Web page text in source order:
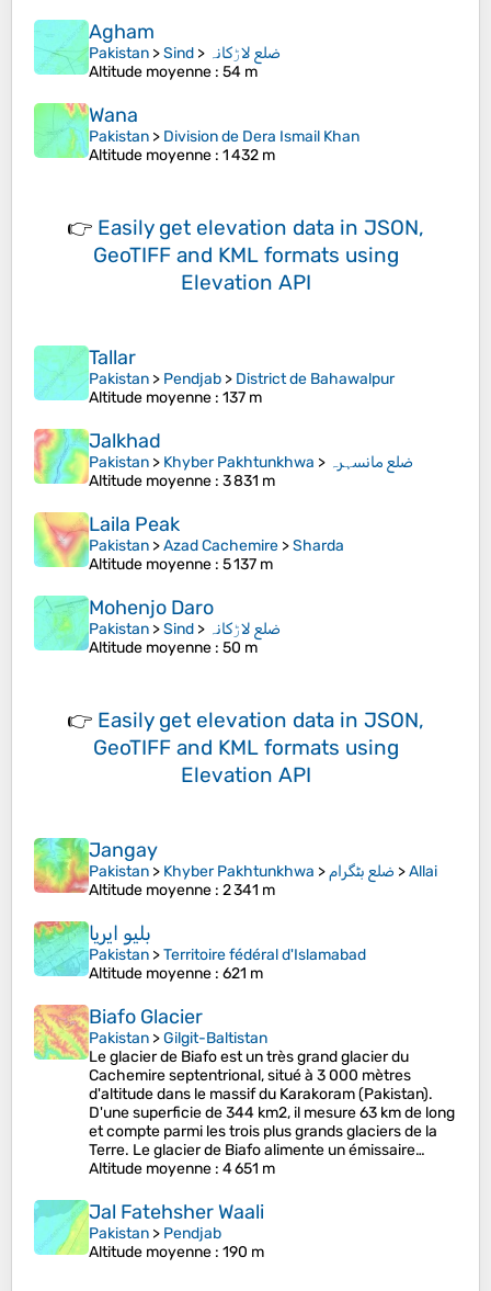
Agham
Pakistan >Sind > ضلع لاڑکانہ
Altitude moyenne : 54 m
Wana
Pakistan > Division de Dera Ismail Khan
Altitude moyenne : 1 432 m
👉 Easily get elevation data in JSON,
GeoTIFF and KML formats using
Elevation API
Tallar
Pakistan > Pendjab > District de Bahawalpur
Altitude moyenne : 137 m
Jalkhad
Pakistan > Khyber Pakhtunkhwa > ضلع مانسہرہ
Altitude moyenne : 3 831 m
Laila Peak
Pakistan >Azad Cachemire >Sharda
Altitude moyenne : 5 137 m
Mohenjo Daro
Pakistan >Sind > ضلع لاڑکانہ
Altitude moyenne : 50 m
👉 Easily get elevation data in JSON,
GeoTIFF and KML formats using
Elevation API
Jangay
Pakistan > Khyber Pakhtunkhwa >ضلع بٹگرام >Allai
Altitude moyenne : 2 341 m
بلیو ایریا
Pakistan >Territoire fédéral d'Islamabad
Altitude moyenne : 621 m
Biafo Glacier
Pakistan >Gilgit-Baltistan
Le glacier de Biafo est un très grand glacier du
Cachemire septentrional, situé à 3 000 mètres
d'altitude dans le massif du Karakoram (Pakistan).
D'une superficie de 344 km2, il mesure 63 km de long
et compte parmi les trois plus grands glaciers de la
Terre. Le glacier de Biafo alimente un émissaire…
Altitude moyenne : 4 651 m
Jal Fatehsher Waali
Pakistan > Pendjab
Altitude moyenne : 190 m